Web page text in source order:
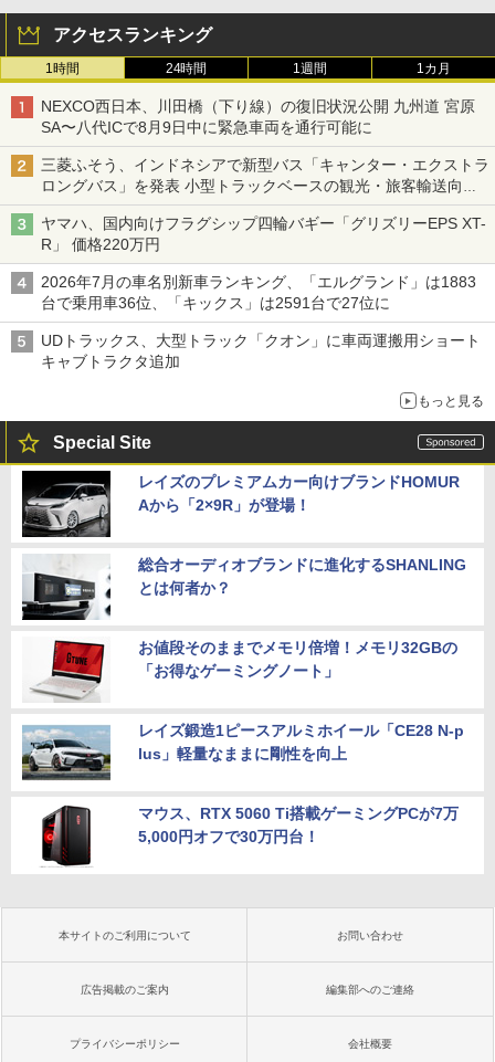
アクセスランキング
1時間 24時間 1週間 1カ月
NEXCO西日本、川田橋（下り線）の復旧状況公開 九州道 宮原
SA〜八代ICで8月9日中に緊急車両を通行可能に
三菱ふそう、インドネシアで新型バス「キャンター・エクストラ
ロングバス」を発表 小型トラックベースの観光・旅客輸送向け
バス
ヤマハ、国内向けフラグシップ四輪バギー「グリズリーEPS XT-
R」 価格220万円
2026年7月の車名別新車ランキング、「エルグランド」は1883
台で乗用車36位、「キックス」は2591台で27位に
UDトラックス、大型トラック「クオン」に車両運搬用ショート
キャブトラクタ追加
もっと見る
Special Site
レイズのプレミアムカー向けブランドHOMUR
Aから「2×9R」が登場！
総合オーディオブランドに進化するSHANLING
とは何者か？
お値段そのままでメモリ倍増！メモリ32GBの
「お得なゲーミングノート」
レイズ鍛造1ピースアルミホイール「CE28 N-p
lus」軽量なままに剛性を向上
マウス、RTX 5060 Ti搭載ゲーミングPCが7万
5,000円オフで30万円台！
本サイトのご利用について お問い合わせ
広告掲載のご案内 編集部へのご連絡
プライバシーポリシー 会社概要